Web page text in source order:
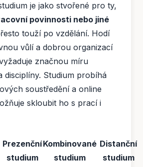
je jako stvořené pro ty,
povinnosti nebo jiné
touží po vzdělání. Hodí
vůlí a dobrou organizací
značnou míru
disciplíny. Studium probíhá
soustředění a online
skloubit ho s prací i
Prezenční
studium
Kombinované
studium
Distanční
studium